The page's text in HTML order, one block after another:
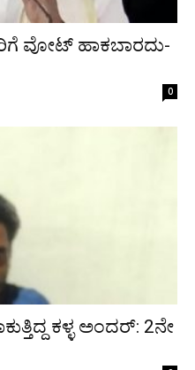
ವೋಟ್‍ ಹಾಕಬಾರದು-
0
ಕಳ್ಳ ಅಂದರ್: 2ನೇ